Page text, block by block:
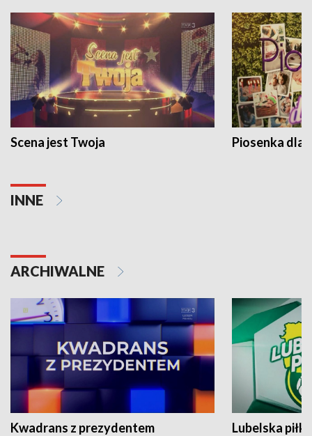
Scena jest Twoja Piosenka dla
INNE
ARCHIWALNE
Kwadrans z prezydentem Lubelska piłka